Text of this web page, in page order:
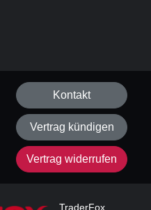
Kontakt
Vertrag kündigen
Vertrag widerrufen
TraderFox